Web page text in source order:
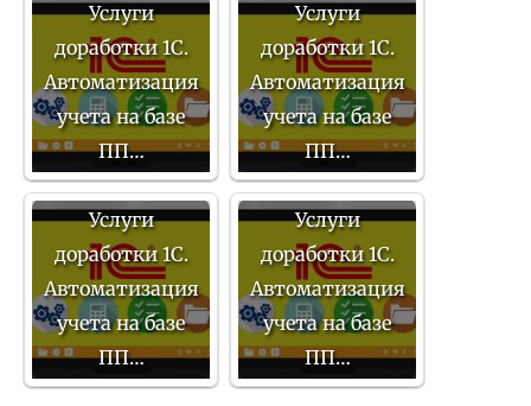
Услуги
доработки 1С.
Автоматизация
учета на базе
ПП…
Услуги
доработки 1С.
Автоматизация
учета на базе
ПП…
Услуги
доработки 1С.
Автоматизация
учета на базе
ПП…
Услуги
доработки 1С.
Автоматизация
учета на базе
ПП…